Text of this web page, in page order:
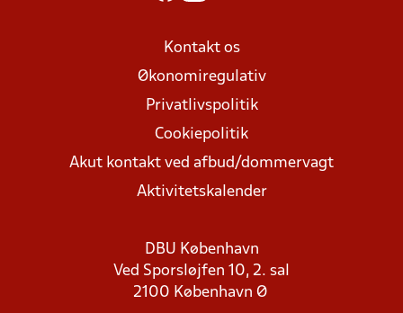
Kontakt os
Økonomiregulativ
Privatlivspolitik
Cookiepolitik
Akut kontakt ved afbud/dommervagt
Aktivitetskalender
DBU København
Ved Sporsløjfen 10, 2. sal
2100 København Ø